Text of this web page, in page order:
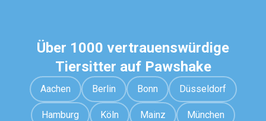
Über 1000 vertrauenswürdige
Tiersitter auf Pawshake
Aachen Berlin Bonn Düsseldorf
Hamburg Köln Mainz München